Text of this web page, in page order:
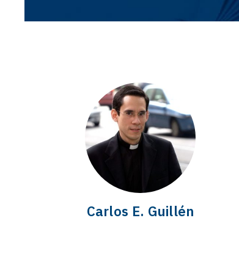
Carlos E. Guillén